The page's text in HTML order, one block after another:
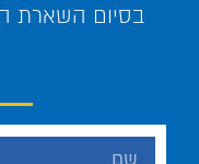
בסיום השארת